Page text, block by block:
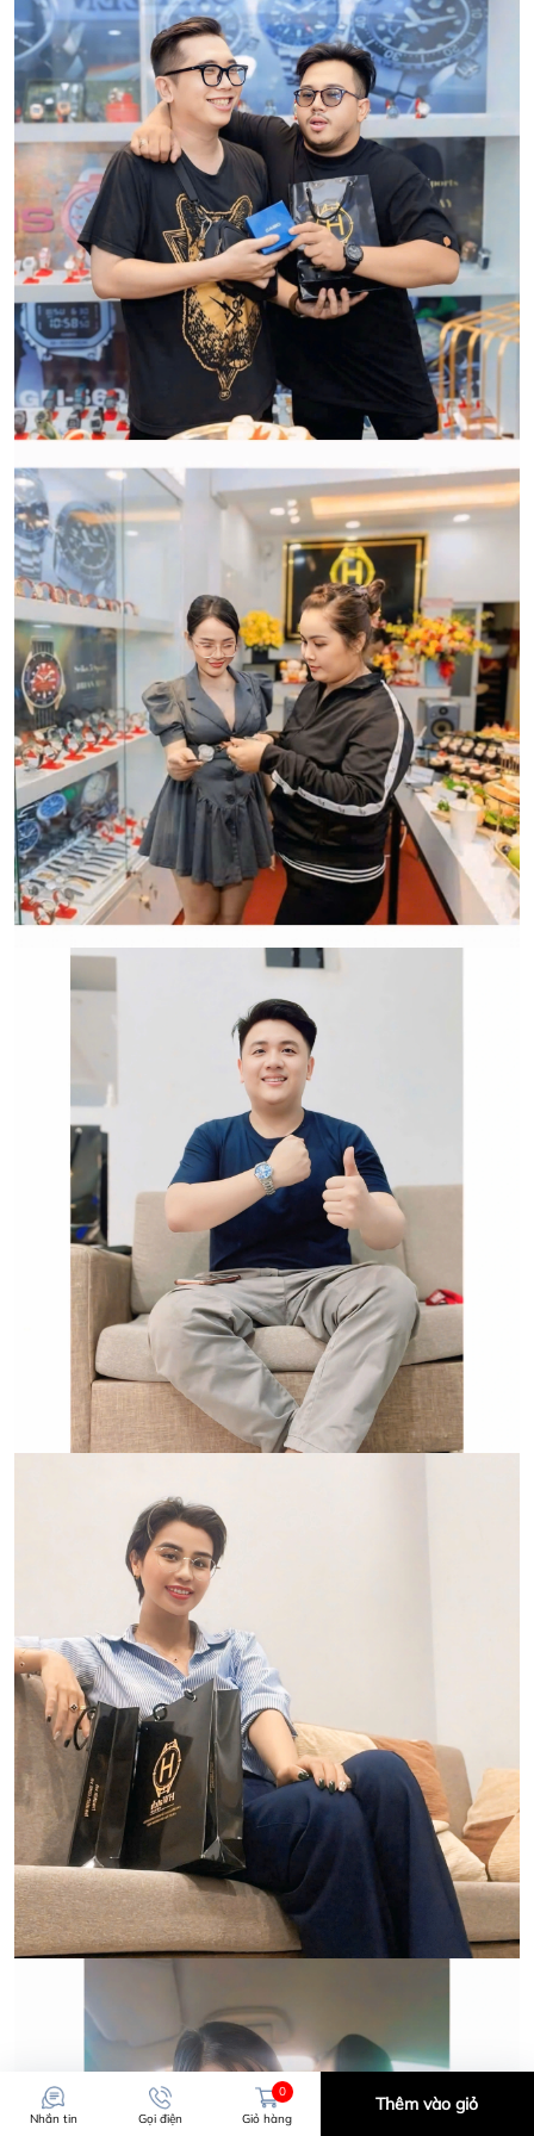
HWATCH Chuyên Nhập khẩu Và Phân Phối Các Loại
Đồng Hồ Chính Hãng
CẢM ƠN QUÝ KHÁCH ĐÃ TIN TƯỞNG VÀ ỦNG HỘ
HWATCH CHUYÊN NHẬP KHẨU và PHÂN PHỐI CÁC
LOẠI ĐỒNG HỒ CHÍNH HÃNG.
Qui trình xử lý thủ tục đổi trả
hàng:
CẢM ƠN QUÝ KHÁCH ĐÃ TIN TƯỞNG VÀ ỦNG HỘ
HWATCH CHUYÊN NHẬP KHẨU và PHÂN PHỐI CÁC
LOẠI ĐỒNG HỒ CHÍNH HÃNG.
Nhắn tin Gọi điện
0
Giỏ hàng
Thêm vào giỏ